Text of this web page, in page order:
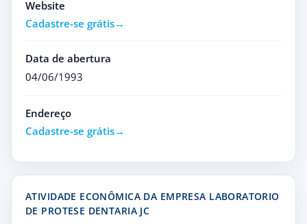
Website
Cadastre-se grátis
Data de abertura
04/06/1993
Endereço
Cadastre-se grátis
ATIVIDADE ECONÔMICA DA EMPRESA LABORATORIO
DE PROTESE DENTARIA JC